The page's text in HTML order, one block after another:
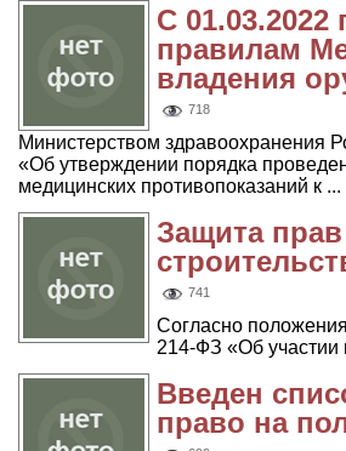
С
правилам
владения
718
Министерством здравоохранения
«Об утверждении порядка
медицинских противопоказаний к ...
Защита прав
741
Согласно
214-ФЗ «Об участии
Введен
право на